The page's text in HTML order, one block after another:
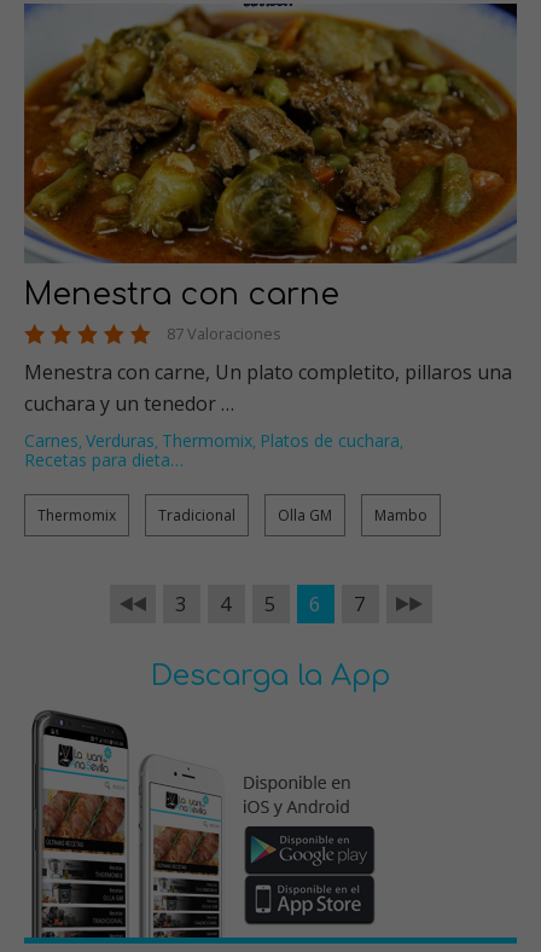
Menestra con carne
87 Valoraciones
Menestra con carne, Un plato completito, pillaros una
cuchara y un tenedor …
Carnes, Verduras, Thermomix, Platos de cuchara,
Recetas para dieta…
Thermomix Tradicional Olla GM Mambo
3 4 5 6 7
Descarga la App